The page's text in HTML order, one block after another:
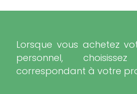
Lorsque vous achetez
personnel,
correspondant à votre